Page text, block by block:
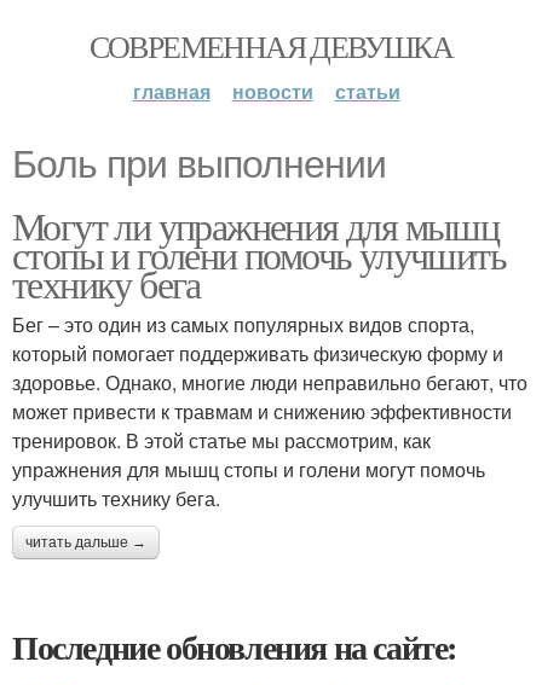
СОВРЕМЕННАЯ ДЕВУШКА
главная новости статьи
Боль при выполнении
Могут ли упражнения для мышц
стопы и голени помочь улучшить
технику бега
Бег – это один из самых популярных видов спорта,
который помогает поддерживать физическую форму и
здоровье. Однако, многие люди неправильно бегают, что
может привести к травмам и снижению эффективности
тренировок. В этой статье мы рассмотрим, как
упражнения для мышц стопы и голени могут помочь
улучшить технику бега.
читать дальше →
Последние обновления на сайте: